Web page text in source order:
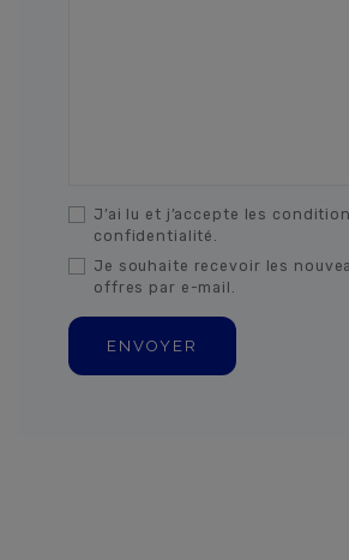
J’ai lu et j’accepte les
confidentialité.
Je souhaite recevoir les
offres par e-mail.